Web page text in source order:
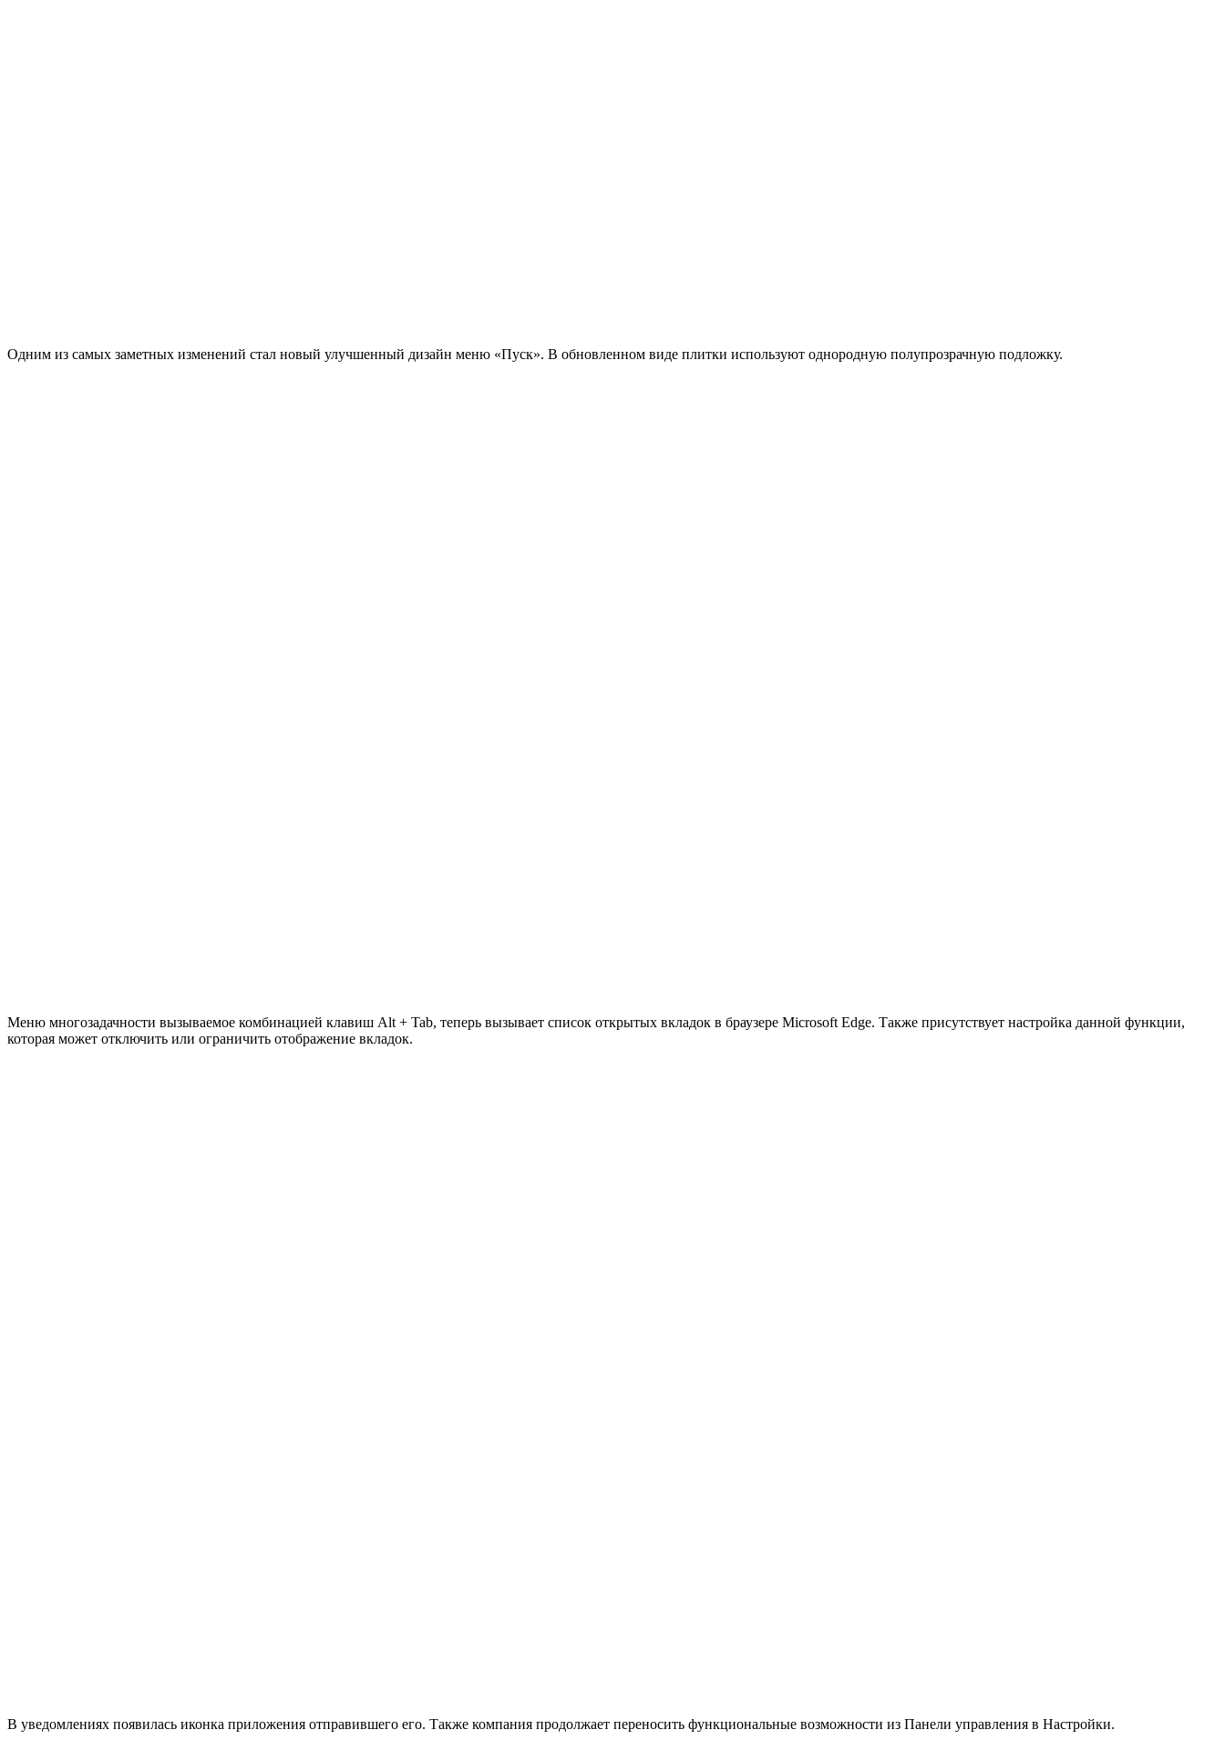
Одним из самых заметных изменений стал новый улучшенный дизайн меню «Пуск». В обновленном виде плитки используют однородную полупрозрачную подложку.
Меню многозадачности вызываемое комбинацией клавиш Alt + Tab, теперь вызывает список открытых вкладок в браузере Microsoft Edge. Также присутствует настройка данной функции,
которая может отключить или ограничить отображение вкладок.
В уведомлениях появилась иконка приложения отправившего его. Также компания продолжает переносить функциональные возможности из Панели управления в Настройки.